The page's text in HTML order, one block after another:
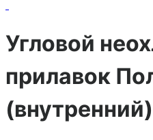
Угловой
прилавок
(внутренний)